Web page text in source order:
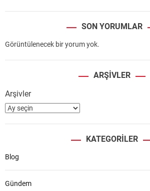
SON YORUMLAR
Görüntülenecek bir yorum yok.
ARŞIVLER
Arşivler
KATEGORILER
Blog
Gündem